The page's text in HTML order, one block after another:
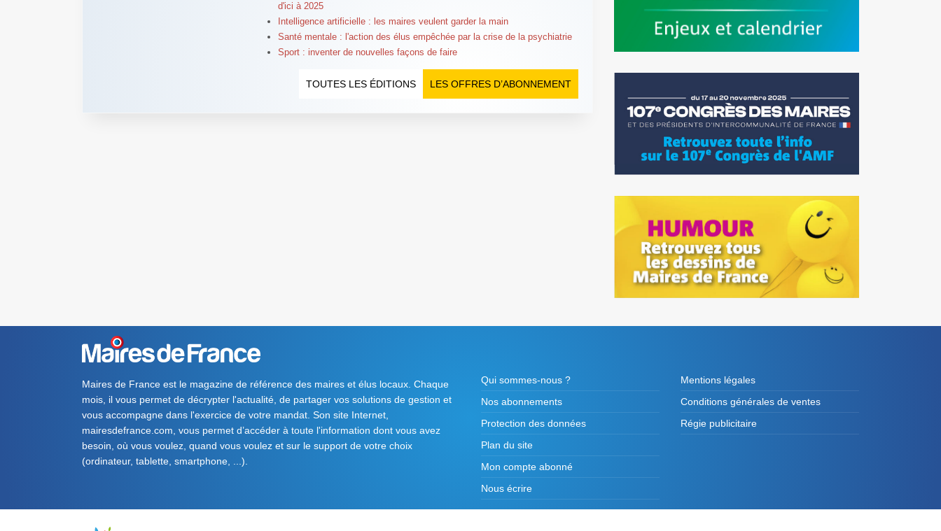
d'ici à 2025
Intelligence artificielle : les maires veulent garder la main
Santé mentale : l'action des élus empêchée par la crise de la psychiatrie
Sport : inventer de nouvelles façons de faire
LES OFFRES D’ABONNEMENT
TOUTES LES ÉDITIONS
Maires de France est le magazine de référence des maires et élus locaux. Chaque
mois, il vous permet de décrypter l'actualité, de partager vos solutions de gestion et
vous accompagne dans l'exercice de votre mandat. Son site Internet,
mairesdefrance.com, vous permet d’accéder à toute l'information dont vous avez
besoin, où vous voulez, quand vous voulez et sur le support de votre choix
(ordinateur, tablette, smartphone, ...).
Qui sommes-nous ?
Nos abonnements
Protection des données
Plan du site
Mon compte abonné
Nous écrire
Mentions légales
Conditions générales de ventes
Régie publicitaire